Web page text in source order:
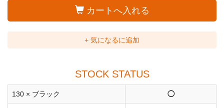
カートへ入れる
+ 気になるに追加
STOCK STATUS
130 × ブラック ◯